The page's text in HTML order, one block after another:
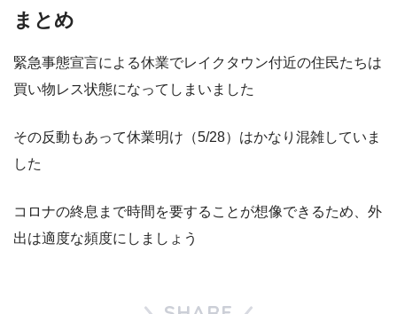
まとめ
緊急事態宣言による休業でレイクタウン付近の住民たちは
買い物レス状態になってしまいました
その反動もあって休業明け（5/28）はかなり混雑していま
した
コロナの終息まで時間を要することが想像できるため、外
出は適度な頻度にしましょう